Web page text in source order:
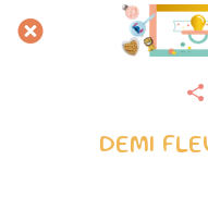
DEMI